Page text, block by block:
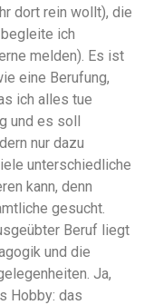
dort rein wollt), die
ich
melden). Es ist
eine Berufung,
ich alles tue
und es soll
nur dazu
unterschiedliche
kann, denn
gesucht.
Beruf liegt
und die
Ja,
Hobby: das